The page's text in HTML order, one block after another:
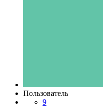
Пользователь
9